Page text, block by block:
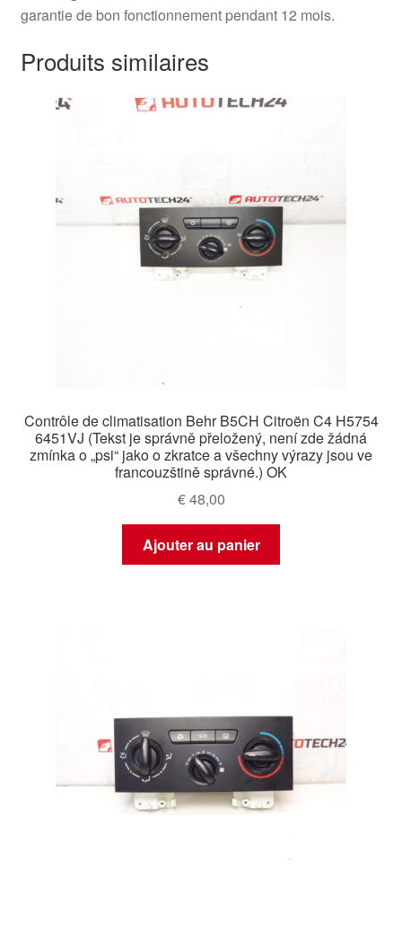
garantie de bon fonctionnement pendant 12 mois.
Produits similaires
Contrôle de climatisation Behr B5CH Citroën C4 H5754
6451VJ (Tekst je správně přeložený, není zde žádná
zmínka o „psi“ jako o zkratce a všechny výrazy jsou ve
francouzštině správné.) OK
€48,00
Ajouter au panier